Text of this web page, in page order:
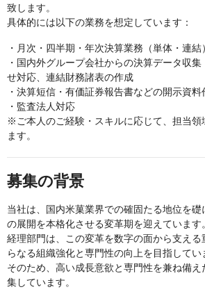
致します。
具体的には以下の業務を想定しています：
・月次・四半期・年次決算業務（単体・連結）
・国内外グループ会社からの決算データ収
せ対応、連結財務諸表の作成
・決算短信・有価証券報告書などの開示資料
・監査法人対応
※ご本人のご経験・スキルに応じて、担当領
ます。
募集の背景
当社は、国内米菓業界での確固たる地位を
の展開を本格化させる変革期を迎えています。
経理部門は、この変革を数字の面から支える
らなる組織強化と専門性の向上を目指してい
そのため、高い成長意欲と専門性を兼ね備
集しています。